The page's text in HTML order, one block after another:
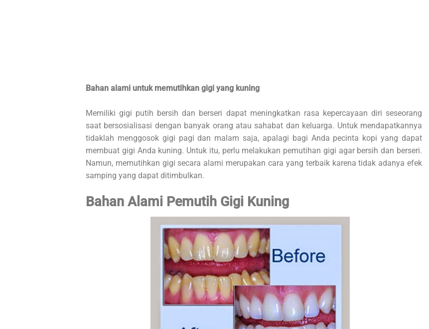
Bahan alami untuk memutihkan gigi yang kuning
Memiliki gigi putih bersih dan berseri dapat meningkatkan rasa kepercayaan diri seseorang
saat bersosialisasi dengan banyak orang atau sahabat dan keluarga. Untuk mendapatkannya
tidaklah menggosok gigi pagi dan malam saja, apalagi bagi Anda pecinta kopi yang dapat
membuat gigi Anda kuning. Untuk itu, perlu melakukan pemutihan gigi agar bersih dan berseri.
Namun, memutihkan gigi secara alami merupakan cara yang terbaik karena tidak adanya efek
samping yang dapat ditimbulkan.
Bahan Alami Pemutih Gigi Kuning